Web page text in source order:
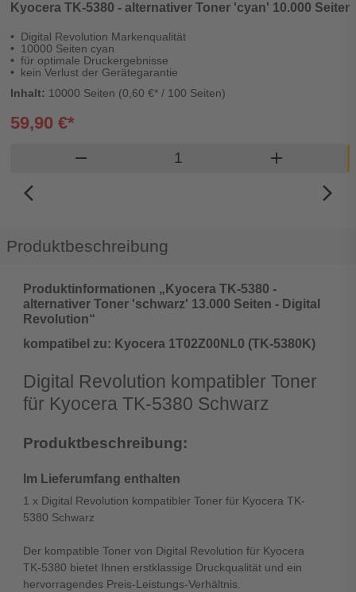
Kyocera TK-5380 - alternativer Toner 'cyan' 10.000
Digital Revolution Markenqualität
10000 Seiten cyan
für optimale Druckergebnisse
kein Verlust der Gerätegarantie
Inhalt: 10000 Seiten (0,60 €* / 100 Seiten)
59,90 €*
remove Produkt Warenkorb Menge
add
arrow_back_ios_new arrow_forward_ios
Produktbeschreibung
Produktinformationen „Kyocera TK-5380 -
alternativer Toner 'schwarz' 13.000 Seiten - Digital
Revolution“
kompatibel zu: Kyocera 1T02Z00NL0 (TK-5380K)
Digital Revolution kompatibler Toner
für Kyocera TK-5380 Schwarz
Produktbeschreibung:
Im Lieferumfang enthalten
1 x Digital Revolution kompatibler Toner für Kyocera TK-
5380 Schwarz
Der kompatible Toner von Digital Revolution für Kyocera
TK-5380 bietet Ihnen erstklassige Druckqualität und ein
hervorragendes Preis-Leistungs-Verhältnis.